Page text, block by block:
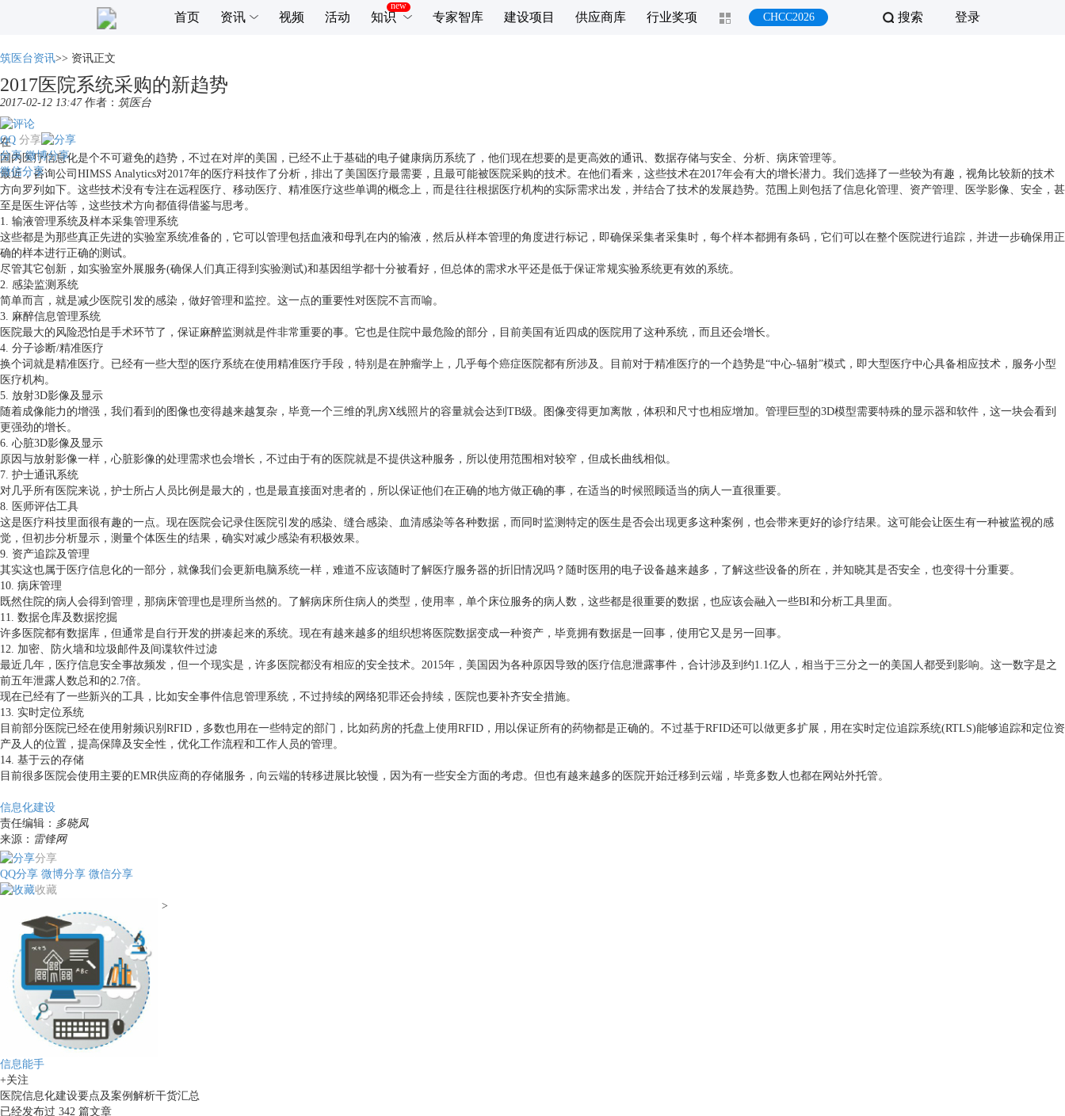
登录
搜索
首页 资讯 视频 活动 知识 专家智库 建设项目 供应商库 行业奖项 CHCC2026
筑医台资讯>> 资讯正文
2017医院系统采购的新趋势
2017-02-12 13:47 作者： 筑医台
分享
QQ
分享 微博分享
微信分享
在
国内医疗信息化是个不可避免的趋势，不过在对岸的美国，已经不止于基础的电子健康病历系统了，他们现在想要的是更高效的通讯、数据存储与安全、分析、病床管理等。
最近，咨询公司HIMSS Analytics对2017年的医疗科技作了分析，排出了美国医疗最需要，且最可能被医院采购的技术。在他们看来，这些技术在2017年会有大的增长潜力。我们选择了一些较为有趣，视角比较新的技术
方向罗列如下。这些技术没有专注在远程医疗、移动医疗、精准医疗这些单调的概念上，而是往往根据医疗机构的实际需求出发，并结合了技术的发展趋势。范围上则包括了信息化管理、资产管理、医学影像、安全，甚
至是医生评估等，这些技术方向都值得借鉴与思考。
1. 输液管理系统及样本采集管理系统
这些都是为那些真正先进的实验室系统准备的，它可以管理包括血液和母乳在内的输液，然后从样本管理的角度进行标记，即确保采集者采集时，每个样本都拥有条码，它们可以在整个医院进行追踪，并进一步确保用正
确的样本进行正确的测试。
尽管其它创新，如实验室外展服务(确保人们真正得到实验测试)和基因组学都十分被看好，但总体的需求水平还是低于保证常规实验系统更有效的系统。
2. 感染监测系统
简单而言，就是减少医院引发的感染，做好管理和监控。这一点的重要性对医院不言而喻。
3. 麻醉信息管理系统
医院最大的风险恐怕是手术环节了，保证麻醉监测就是件非常重要的事。它也是住院中最危险的部分，目前美国有近四成的医院用了这种系统，而且还会增长。
4. 分子诊断/精准医疗
换个词就是精准医疗。已经有一些大型的医疗系统在使用精准医疗手段，特别是在肿瘤学上，几乎每个癌症医院都有所涉及。目前对于精准医疗的一个趋势是“中心-辐射”模式，即大型医疗中心具备相应技术，服务小型
医疗机构。
5. 放射3D影像及显示
随着成像能力的增强，我们看到的图像也变得越来越复杂，毕竟一个三维的乳房X线照片的容量就会达到TB级。图像变得更加离散，体积和尺寸也相应增加。管理巨型的3D模型需要特殊的显示器和软件，这一块会看到
更强劲的增长。
6. 心脏3D影像及显示
原因与放射影像一样，心脏影像的处理需求也会增长，不过由于有的医院就是不提供这种服务，所以使用范围相对较窄，但成长曲线相似。
7. 护士通讯系统
对几乎所有医院来说，护士所占人员比例是最大的，也是最直接面对患者的，所以保证他们在正确的地方做正确的事，在适当的时候照顾适当的病人一直很重要。
8. 医师评估工具
这是医疗科技里面很有趣的一点。现在医院会记录住医院引发的感染、缝合感染、血清感染等各种数据，而同时监测特定的医生是否会出现更多这种案例，也会带来更好的诊疗结果。这可能会让医生有一种被监视的感
觉，但初步分析显示，测量个体医生的结果，确实对减少感染有积极效果。
9. 资产追踪及管理
其实这也属于医疗信息化的一部分，就像我们会更新电脑系统一样，难道不应该随时了解医疗服务器的折旧情况吗？随时医用的电子设备越来越多，了解这些设备的所在，并知晓其是否安全，也变得十分重要。
10. 病床管理
既然住院的病人会得到管理，那病床管理也是理所当然的。了解病床所住病人的类型，使用率，单个床位服务的病人数，这些都是很重要的数据，也应该会融入一些BI和分析工具里面。
11. 数据仓库及数据挖掘
许多医院都有数据库，但通常是自行开发的拼凑起来的系统。现在有越来越多的组织想将医院数据变成一种资产，毕竟拥有数据是一回事，使用它又是另一回事。
12. 加密、防火墙和垃圾邮件及间谍软件过滤
最近几年，医疗信息安全事故频发，但一个现实是，许多医院都没有相应的安全技术。2015年，美国因为各种原因导致的医疗信息泄露事件，合计涉及到约1.1亿人，相当于三分之一的美国人都受到影响。这一数字是之
前五年泄露人数总和的2.7倍。
现在已经有了一些新兴的工具，比如安全事件信息管理系统，不过持续的网络犯罪还会持续，医院也要补齐安全措施。
13. 实时定位系统
目前部分医院已经在使用射频识别RFID，多数也用在一些特定的部门，比如药房的托盘上使用RFID，用以保证所有的药物都是正确的。不过基于RFID还可以做更多扩展，用在实时定位追踪系统(RTLS)能够追踪和定位资
产及人的位置，提高保障及安全性，优化工作流程和工作人员的管理。
14. 基于云的存储
目前很多医院会使用主要的EMR供应商的存储服务，向云端的转移进展比较慢，因为有一些安全方面的考虑。但也有越来越多的医院开始迁移到云端，毕竟多数人也都在网站外托管。
信息化建设
责任编辑： 多晓凤
来源： 雷锋网
分享
QQ分享 微博分享 微信分享
收藏
>
信息能手
+关注
医院信息化建设要点及案例解析干货汇总
已经发布过 342 篇文章